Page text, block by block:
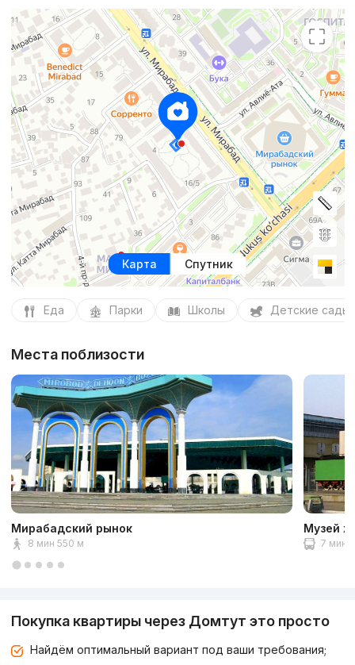
Карта Спутник
Еда Парки Школы Детские сады
Места поблизости
Мирабадский рынок
8 мин 550 м
Музей
7 мин
Покупка квартиры через Домтут это просто
Найдём оптимальный вариант под ваши требования;